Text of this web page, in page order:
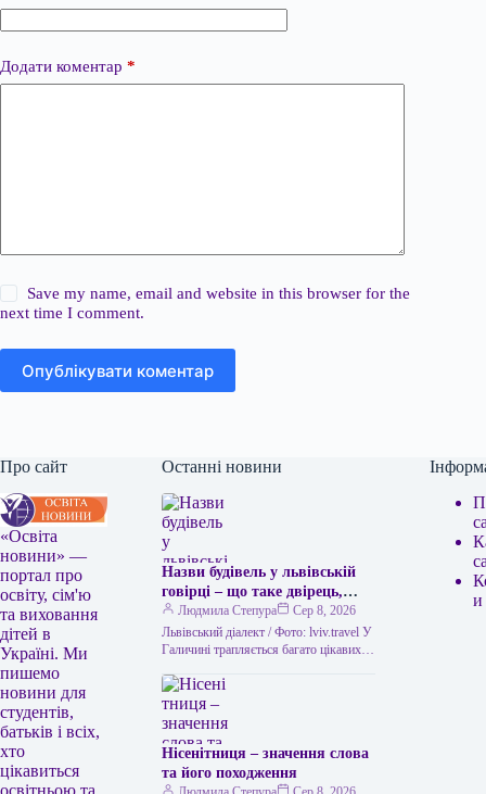
Додати коментар *
Save my name, email and website in this browser for the
next time I comment.
Опублікувати коментар
Про сайт
«Освіта
новини» —
портал про
освіту, сім'ю
та виховання
дітей в
Україні. Ми
пишемо
новини для
студентів,
батьків і всіх,
хто
цікавиться
Останні новини
Назви будівель у львівській
говірці – що таке двірець,
креденс, кнайпа
Людмила Степура
Сер 8, 2026
Львівський діалект / Фото: lviv.travel У
Галичині трапляється багато цікавих
навіть досвідченого мандрівника. Тож
не дивно,…
Нісенітниця – значення слова
та його походження
и